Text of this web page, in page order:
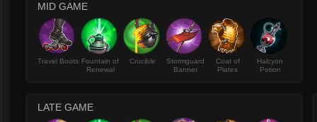
MID GAME
Travel Boots Fountain of
Renewal
Crucible
Stormguard
Banner
Coat of
Plates
Halcyon
Potion
LATE GAME